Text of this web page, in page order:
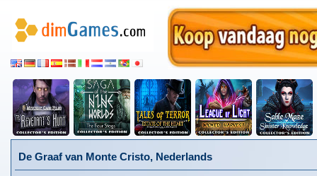
De Graaf van Monte Cristo, Nederlands